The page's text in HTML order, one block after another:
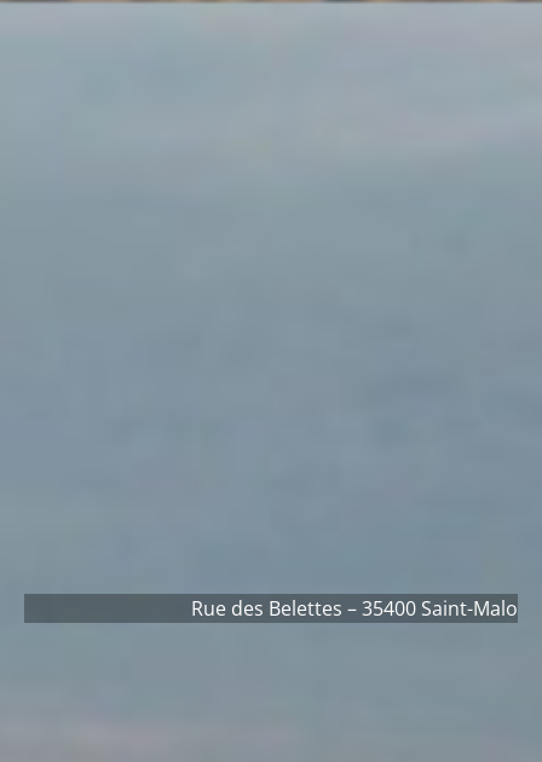
Rue des Belettes – 35400 Saint-Malo